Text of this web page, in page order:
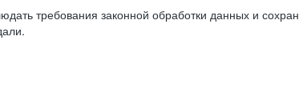
требования законной обработки данных и